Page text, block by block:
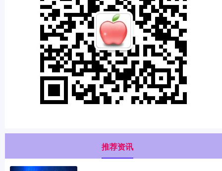
推荐资讯